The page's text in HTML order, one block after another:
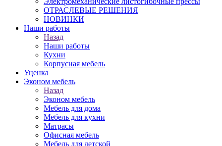
ОТРАСЛЕВЫЕ РЕШЕНИЯ
НОВИНКИ
Наши работы
Назад
Наши работы
Кухни
Корпусная мебель
Уценка
Эконом мебель
Назад
Эконом мебель
Мебель для дома
Мебель для кухни
Матрасы
Офисная мебель
Мебель для детской